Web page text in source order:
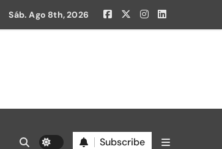
Sáb. Ago 8th, 2026
Subscribe